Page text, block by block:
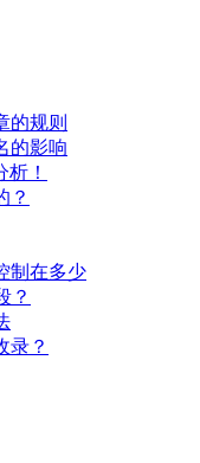
的规则
的影响
！
？
制在多少
？
录？